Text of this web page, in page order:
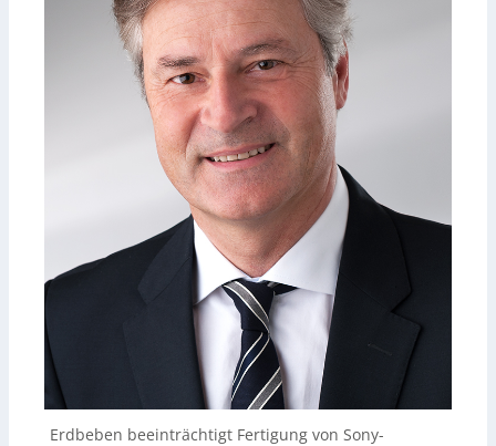
Erdbeben beeinträchtigt Fertigung von Sony-